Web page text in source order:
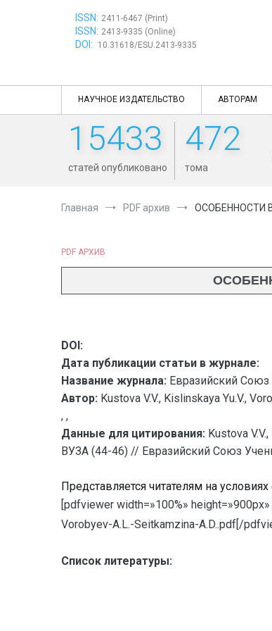
ISSN: 2411-6467 (Print)
ISSN: 2413-9335 (Online)
DOI: 10.31618/ESU.2413-9335
НАУЧНОЕ ИЗДАТЕЛЬСТВО АВТОРАМ
15433
статей опубликовано
472
тома
Главная PDF архив ОСОБЕННОСТИ
PDF АРХИВ
DOI:
Дата публикации статьи в журнале:
Название журнала: Евразийский
Автор: Kustova V.V., Kislinskaya Yu.V.,
, ,
Данные для цитирования: Kustova
ВУЗА (44-46) // Евразийский Союз
Представляется читателям на
[pdfviewer width=»100%»
Vorobyev-A.L.-Seitkamzina-A.D..pdf[/
Список литературы: